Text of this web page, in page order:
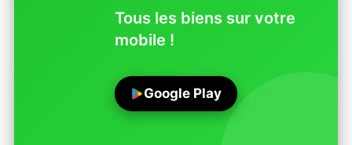
Tous les biens sur votre
mobile !
Google Play